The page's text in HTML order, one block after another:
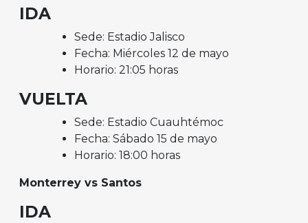
IDA
Sede: Estadio Jalisco
Fecha: Miércoles 12 de mayo
Horario: 21:05 horas
VUELTA
Sede: Estadio Cuauhtémoc
Fecha: Sábado 15 de mayo
Horario: 18:00 horas
Monterrey vs Santos
IDA